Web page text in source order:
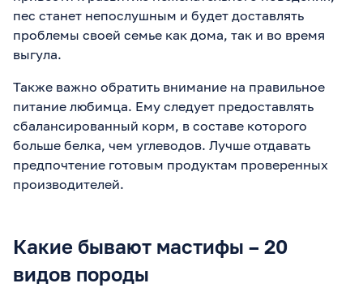
пес станет непослушным и будет доставлять
проблемы своей семье как дома, так и во время
выгула.
Также важно обратить внимание на правильное
питание любимца. Ему следует предоставлять
сбалансированный корм, в составе которого
больше белка, чем углеводов. Лучше отдавать
предпочтение готовым продуктам проверенных
производителей.
Какие бывают мастифы – 20
видов породы